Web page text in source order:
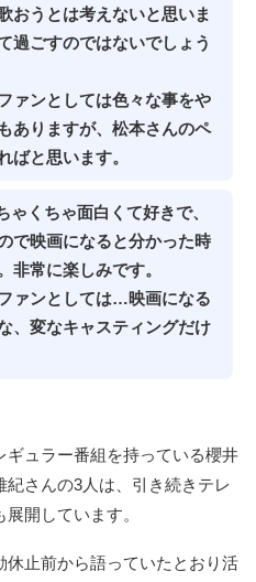
おうとは考えないと思いま
過ごすのではないでしょう
ァンとしては色々な事をや
ありますが、松本さんのペ
ばと思います。
くちゃ面白くて好きで、
で映画になると分かった時
非常に楽しみです。
ァンとしては…映画になる
、変なキャスティングだけ
ュラー番組を持っている櫻井
さんの3人は、引き続きテレ
開しています。
止前から語っていたとおり活